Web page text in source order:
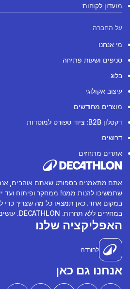
מועדון לקוחות
על החברה
מי אנחנו
סניפים ושעות פתיחה
בלוג
עיצוב אקולוגי
מוצרים מחודשים
דקטלון B2B: ציוד ספורט למוסדות
דרושים
אתרים מתחזים
אתם מתאמנים בספורט שאתם אוהבים,
שתמשיכו להנות ממנו! ממחקר ופיתוח ועד
במקום אחד. כאן תמצאו כל מה שצריך כדי
במחירים ללא תחרות. DECATHLON. עושים ספורט יחד!
האפליקציה שלנו
להורדה
אנחנו גם כאן